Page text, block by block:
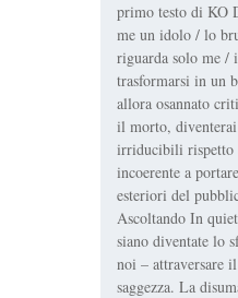
primo testo di KO
me un idolo / lo
riguarda solo me /
trasformarsi in un
allora osannato
il morto, diventerai
irriducibili rispetto
incoerente a
esteriori del
Ascoltando In
siano diventate lo
noi – attraversare
saggezza. La